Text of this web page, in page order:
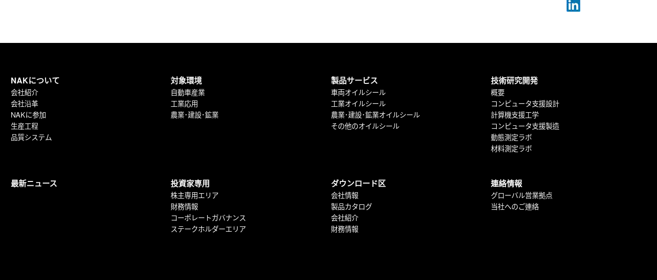
NAKについて
会社紹介
会社沿革
NAKに参加
生産工程
品質システム
対象環境
自動車産業
工業応用
農業･建設･鉱業
製品サービス
車両オイルシール
工業オイルシール
農業･建設･鉱業オイルシール
その他のオイルシール
技術研究開発
概要
コンピュータ支援設計
計算機支援工学
コンピュータ支援製造
動態測定ラボ
材料測定ラボ
最新ニュース 投資家専用
株主専用エリア
財務情報
コーポレートガバナンス
ステークホルダーエリア
ダウンロード区
会社情報
製品カタログ
会社紹介
財務情報
連絡情報
グローバル営業拠点
当社へのご連絡